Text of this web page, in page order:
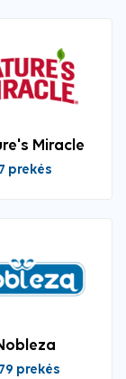
Miracle
7 prekės
prekės